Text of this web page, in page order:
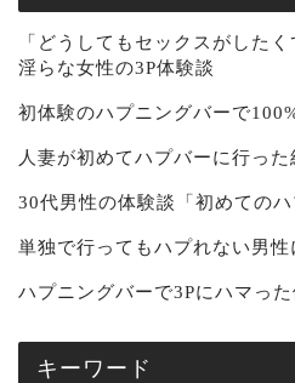
「どうしてもセックスがした
淫らな女性の3P体験談
初体験のハプニングバーで
人妻が初めてハプバーに行った
30代男性の体験談「初めてのハ
単独で行ってもハプれない男
ハプニングバーで3Pにハマっ
キーワード